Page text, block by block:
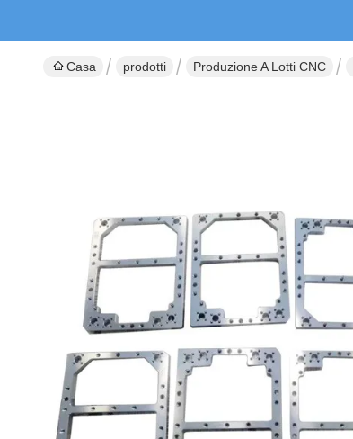
Casa prodotti Produzione A Lotti CNC